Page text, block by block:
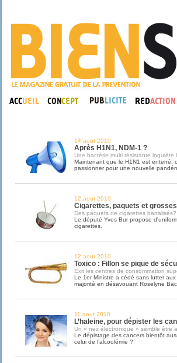
14 aout 2010
Après H1N1, NDM-1 ?
Une bactérie multi résistante inquiète
Maintenant que le H1N1 est enterré,
passionner pour une nouvelle
12 aout 2010
Cigarettes, paquets et
Des paquets de cigarettes banalisés?
Le député Yves Bur propose
cigarettes.
12 aout 2010
Toxico : Fillon se pique de
Exit les centres de consommation
Le 1er Ministre a cédé sans lutter
majorité en désavouant Roselyne
11 aout 2010
L’haleine, pour dépister les
Un « nez électronique » semble être
Le dépistage des cancers bientôt
celui de l’alcoolémie ?